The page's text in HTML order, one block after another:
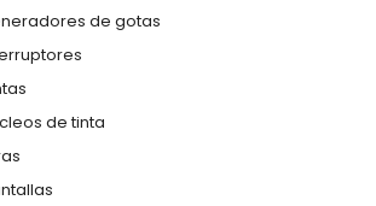
de gotas
de tinta